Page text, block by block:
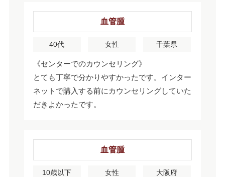
血管腫
40代 女性 千葉県
《センターでのカウンセリング》
とても丁寧で分かりやすかったです。インター
ネットで購入する前にカウンセリングしていた
だきよかったです。
血管腫
10歳以下 女性 大阪府